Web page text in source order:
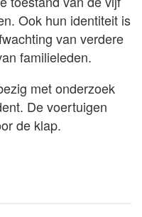
Ook hun identiteit is
van verdere
familieleden.
met onderzoek
De voertuigen
de klap.